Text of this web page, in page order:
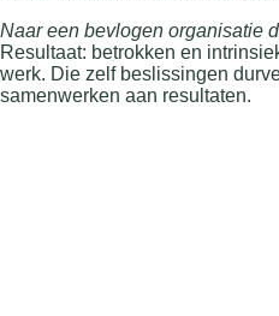
Naar een bevlogen organisatie
Resultaat: betrokken en
werk. Die zelf beslissingen
samenwerken aan resultaten.